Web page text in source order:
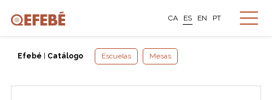
CA ES EN PT
Efebé Catálogo Escuelas Mesas